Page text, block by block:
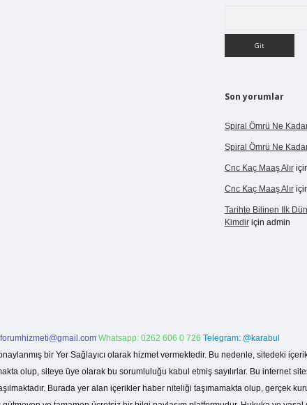
Son yorumlar
Spiral Ömrü Ne
Spiral Ömrü Ne
Cnc Kaç Maaş Alır
Cnc Kaç Maaş Alır
Tarihte Bilinen Ilk
Kimdiriçin admin
forumhizmeti@gmail.com Whatsapp: 0262 606 0 726 Telegram: @karabul
bir Yer Sağlayıcı olarak hizmet vermektedir. Bu nedenle, sitedeki
olup, siteye üye olarak bu sorumluluğu kabul etmiş sayılırlar. Bu internet
Burada yer alan içerikler haber niteliği taşımamakta olup, gerçek